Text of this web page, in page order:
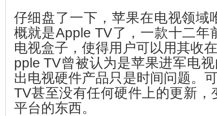
仔细盘了一下，苹果在电视领域
概就是Apple TV了，一款十二年
电视盒子，使得用户可以用其收
pple TV曾被认为是苹果进军电视
出电视硬件产品只是时间问题。
TV甚至没有任何硬件上的更新，
平台的东西。